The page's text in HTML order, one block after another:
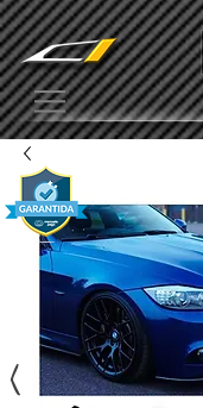
UA-136337164-1
<